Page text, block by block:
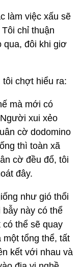
làm việc xấu sẽ
chỉ thuận
qua, đôi khi giơ
tôi chợt hiểu ra:
mà mới có
xui xẻo
cờ dodomino
thì toàn xã
cờ đều đổ, tôi
đây.
như gió thổi
bẫy này có thể
có thể sẽ quay
một tổng thể, tất
kết với nhau và